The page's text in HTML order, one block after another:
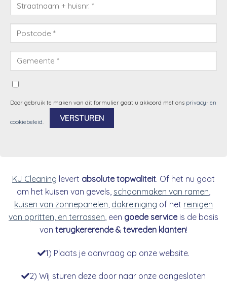
Door gebruik te maken van dit formulier gaat u akkoord met ons privacy- en
cookiebeleid.
KJ Cleaning levert absolute topwaliteit. Of het nu gaat
om het kuisen van gevels, schoonmaken van ramen
kuisen van zonnepanelen dakreiniging of het reinigen
van opritten, en terrassen , een goede serviceis de basis
van terugkererende & tevreden klanten!
1) Plaats je aanvraag op onze website.
2) Wij sturen deze door naar onze aangesloten